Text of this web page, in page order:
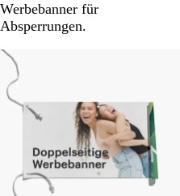
Werbebanner für
Absperrungen.
Neue Optionen